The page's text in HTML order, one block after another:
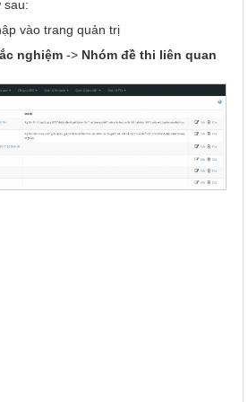
sau:
vào trang quản trị
nghiệm -> Nhóm đề thi liên quan